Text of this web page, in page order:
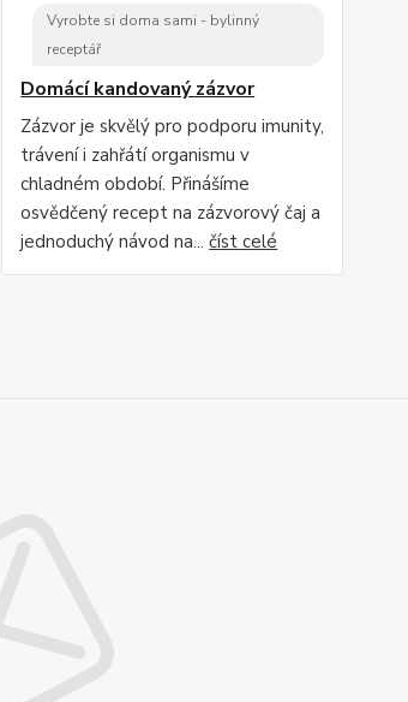
Vyrobte si doma sami - bylinný
receptář
Domácí kandovaný zázvor
Zázvor je skvělý pro podporu imunity,
trávení i zahřátí organismu v
chladném období. Přinášíme
osvědčený recept na zázvorový čaj a
jednoduchý návod na...číst celé